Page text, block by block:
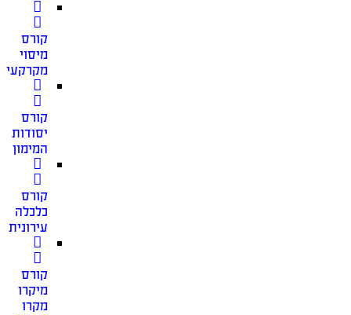
קורס
מיסוי
מקרקעין
קורס
יסודות
המימון
קורס
כלכלה
עירונית
קורס
מיקרו
מקרו